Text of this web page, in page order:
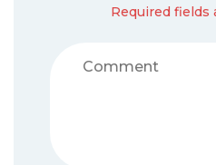
Required fields